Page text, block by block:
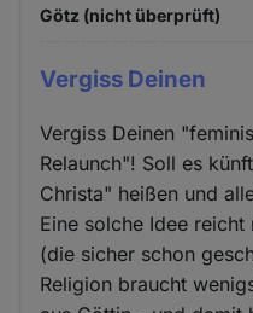
Götz (nicht überprüft)
Vergiss Deinen
Vergiss Deinen
Relaunch"! Soll es
Christa" heißen und
Eine solche Idee
(die sicher schon
Religion braucht